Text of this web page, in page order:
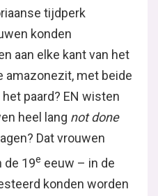
tijdperk
konden
aan elke kant van het
amazonezit, met beide
paard? EN wisten
heel lang not done
Dat vrouwen
de 19e eeuw – in de
konden worden